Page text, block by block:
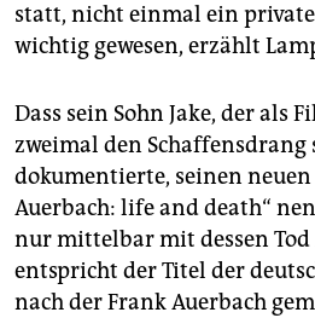
statt, nicht einmal ein
wichtig gewesen, erzählt
Dass sein Sohn Jake, der als
zweimal den Schaffensdrang
dokumentierte, seinen
Auerbach: life and death“
nur mittelbar mit dessen
entspricht der Titel der
nach der Frank Auerbach